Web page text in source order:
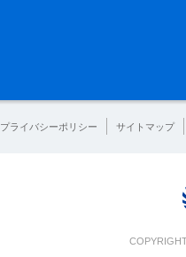
プライバシーポリシー サイトマップ